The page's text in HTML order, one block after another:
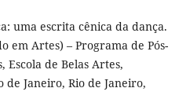
uma escrita cênica da dança.
em Artes) – Programa de Pós-
Escola de Belas Artes,
Janeiro, Rio de Janeiro,